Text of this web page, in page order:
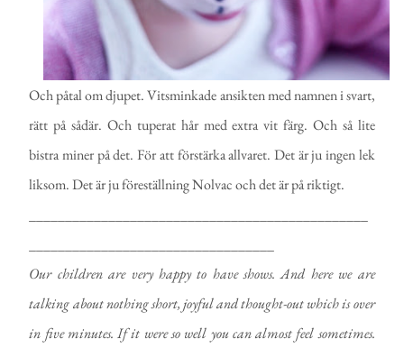
Och påtal om djupet. Vitsminkade ansikten med namnen i svart,
rätt på sådär. Och tuperat hår med extra vit färg. Och så lite
bistra miner på det. För att förstärka allvaret. Det är ju ingen lek
liksom. Det är ju föreställning Nolvac och det är på riktigt.
Our children are very happy to have shows. And here we are
talking about nothing short, joyful and thought-out which is over
in five minutes. If it were so well you can almost feel sometimes.